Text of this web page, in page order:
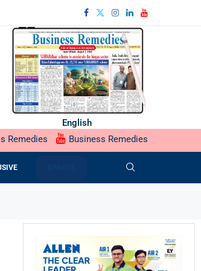
English
Remedies Business Remedies